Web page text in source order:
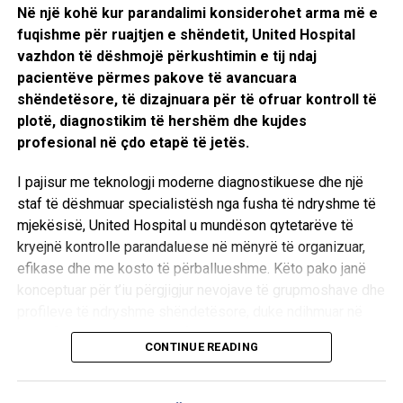
Në një kohë kur parandalimi konsiderohet arma më e
fuqishme për ruajtjen e shëndetit, United Hospital
vazhdon të dëshmojë përkushtimin e tij ndaj
pacientëve përmes pakove të avancuara
shëndetësore, të dizajnuara për të ofruar kontroll të
plotë, diagnostikim të hershëm dhe kujdes
profesional në çdo etapë të jetës.
I pajisur me teknologji moderne diagnostikuese dhe një
staf të dëshmuar specialistësh nga fusha të ndryshme të
mjekësisë, United Hospital u mundëson qytetarëve të
kryejnë kontrolle parandaluese në mënyrë të organizuar,
efikase dhe me kosto të përballueshme. Këto pako janë
konceptuar për t’iu përgjigjur nevojave të grupmoshave dhe
identifikimin e hershëm të faktorëve të rrezikut dhe në
parandalimin e shumë sëmundjeve kronike.
CONTINUE READING